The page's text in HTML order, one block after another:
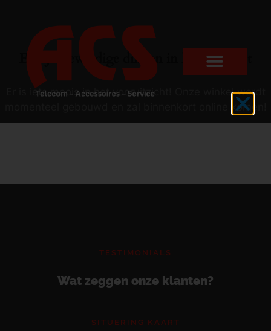
Er zijn geweldige dingen in het verschiet
Er is iets moois in het vooruitzicht! Onze winkel wordt
momenteel gebouwd en zal binnenkort online komen!
TESTIMONIALS
Wat zeggen onze klanten?
SITUERING KAART